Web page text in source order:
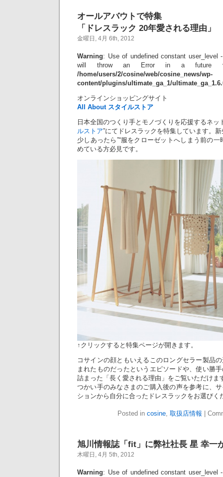
オールアバウトで特集
「ドレスラック 20年愛される理由」
金曜日, 4月 6th, 2012
Warning: Use of undefined constant user_level
will throw an Error in a future
/home/users/2/cosine/web/cosine_news/wp-
content/plugins/ultimate_ga_1/
オンラインショッピングサイト
All About スタイルストア
日本全国のつくり手とモノづくりを応援するネッ
ルストア”にてドレスラックを特集しています。
少しあったら”“服をクローゼットへしまう前の
めている方必見です。
↑クリックすると特集ページが開きます。
コサインの顔ともいえるこのロングセラー製品
まれたものだったというエピソードや、使い勝
詰まった「長く愛される理由」をご覧いただけま
つかい手のみなさまのご購入後の声を参考に、
ションから自分に合ったドレスラックをお選びく
Posted in cosine, 取扱店情報
旭川情報誌「fit」に弊社社長 星 幸一
木曜日, 4月 5th, 2012
Warning: Use of undefined constant user_level